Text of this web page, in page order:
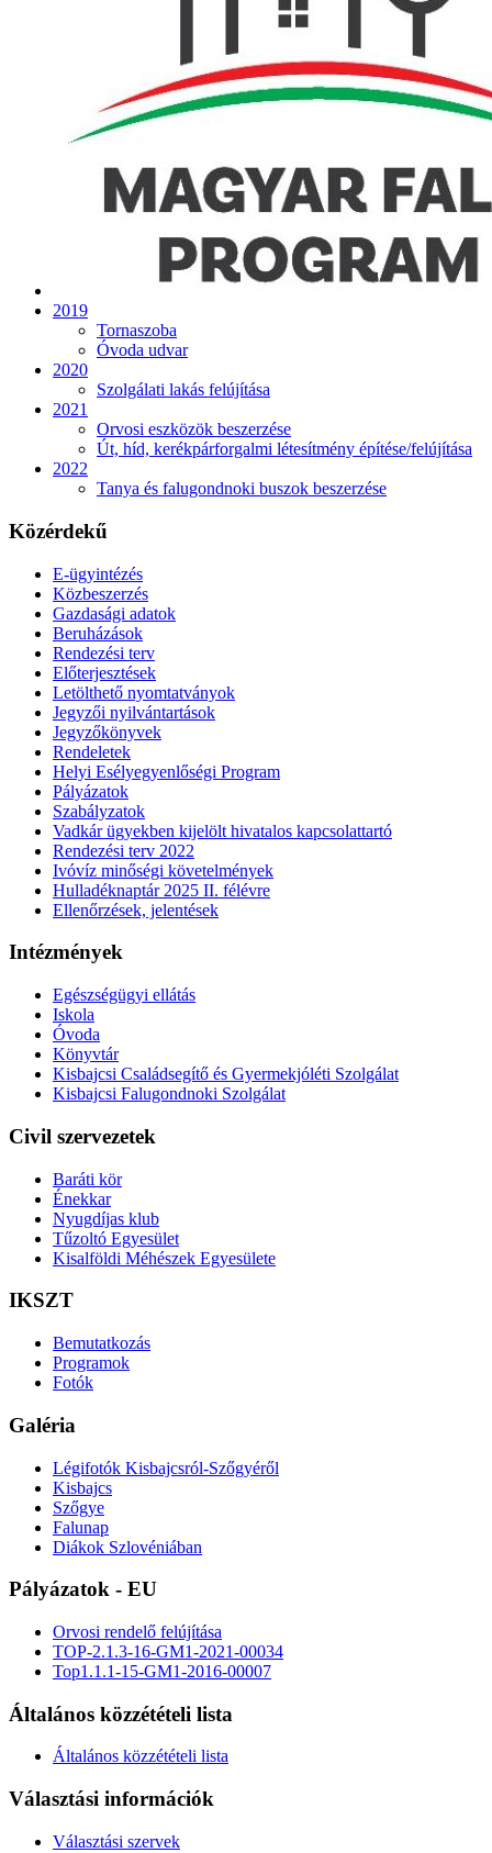
2019
Tornaszoba
Óvoda udvar
2020
Szolgálati lakás felújítása
2021
Orvosi eszközök beszerzése
Út, híd, kerékpárforgalmi létesítmény építése/felújítása
2022
Tanya és falugondnoki buszok beszerzése
Közérdekű
E-ügyintézés
Közbeszerzés
Gazdasági adatok
Beruházások
Rendezési terv
Előterjesztések
Letölthető nyomtatványok
Jegyzői nyilvántartások
Jegyzőkönyvek
Rendeletek
Helyi Esélyegyenlőségi Program
Pályázatok
Szabályzatok
Vadkár ügyekben kijelölt hivatalos kapcsolattartó
Rendezési terv 2022
Ivóvíz minőségi követelmények
Hulladéknaptár 2025 II. félévre
Ellenőrzések, jelentések
Intézmények
Egészségügyi ellátás
Iskola
Óvoda
Könyvtár
Kisbajcsi Családsegítő és Gyermekjóléti Szolgálat
Kisbajcsi Falugondnoki Szolgálat
Civil szervezetek
Baráti kör
Énekkar
Nyugdíjas klub
Tűzoltó Egyesület
Kisalföldi Méhészek Egyesülete
IKSZT
Bemutatkozás
Programok
Fotók
Galéria
Légifotók Kisbajcsról-Szőgyéről
Kisbajcs
Szőgye
Falunap
Diákok Szlovéniában
Pályázatok - EU
Orvosi rendelő felújítása
TOP-2.1.3-16-GM1-2021-00034
Top1.1.1-15-GM1-2016-00007
Általános közzétételi lista
Általános közzétételi lista
Választási információk
Választási szervek